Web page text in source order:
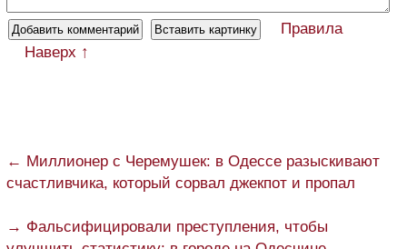
Правила
Наверх ↑
← Миллионер с Черемушек: в Одессе разыскивают
счастливчика, который сорвал джекпот и пропал
→ Фальсифицировали преступления, чтобы